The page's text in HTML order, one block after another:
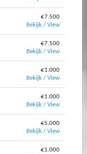
€7.500
Bekijk / View
€7.500
Bekijk / View
€1.000
Bekijk / View
€1.000
Bekijk / View
€5.000
Bekijk / View
€1.000